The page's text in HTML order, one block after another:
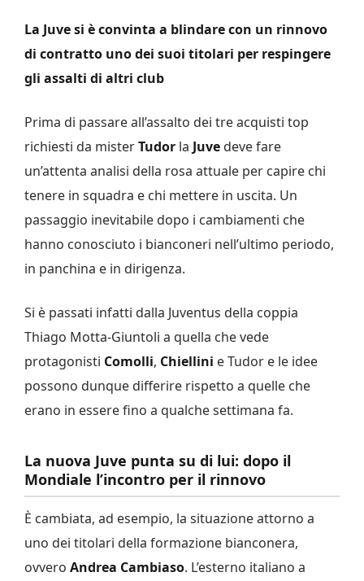
La Juve si è convinta a blindare con un rinnovo
di contratto uno dei suoi titolari per respingere
gli assalti di altri club
Prima di passare all’assalto dei tre acquisti top
richiesti da misterTudor la Juve deve fare
un’attenta analisi della rosa attuale per capire chi
tenere in squadra e chi mettere in uscita. Un
passaggio inevitabile dopo i cambiamenti che
hanno conosciuto i bianconeri nell’ultimo periodo,
in panchina e in dirigenza.
Si è passati infatti dalla Juventus della coppia
Thiago Motta-Giuntoli a quella che vede
protagonisti Comolli, Chiellini e Tudor e le idee
possono dunque differire rispetto a quelle che
erano in essere fino a qualche settimana fa.
La nuova Juve punta su di lui: dopo il
Mondiale l’incontro per il rinnovo
È cambiata, ad esempio, la situazione attorno a
uno dei titolari della formazione bianconera,
ovvero Andrea Cambiaso. L’esterno italiano a